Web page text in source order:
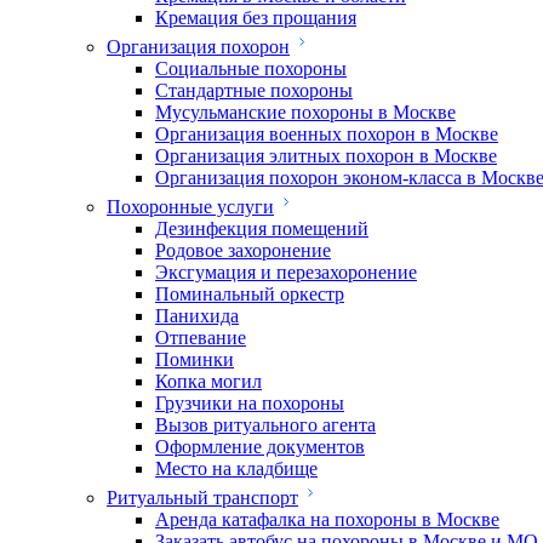
Кремация без прощания
Организация похорон
Социальные похороны
Стандартные похороны
Мусульманские похороны в Москве
Организация военных похорон в Москве
Организация элитных похорон в Москве
Организация похорон эконом-класса в
Похоронные услуги
Дезинфекция помещений
Родовое захоронение
Эксгумация и перезахоронение
Поминальный оркестр
Панихида
Отпевание
Поминки
Копка могил
Грузчики на похороны
Вызов ритуального агента
Оформление документов
Место на кладбище
Ритуальный транспорт
Аренда катафалка на похороны в Москве